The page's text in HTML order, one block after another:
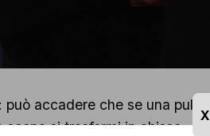
accadere che se una pulce
si trasformi in abisso
X